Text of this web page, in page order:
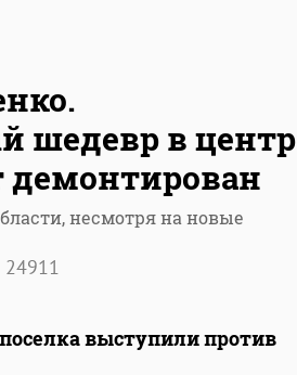
шедевр в
демонтирован
несмотря на новые
24911
выступили против